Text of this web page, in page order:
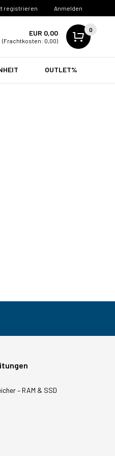
registrieren Anmelden
EUR 0,00
(Frachtkosten: 0,00)
0
OUTLET%
– RAM & SSD